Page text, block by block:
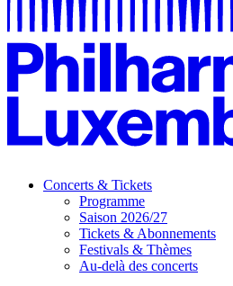
Concerts & Tickets
Programme
Saison 2026/27
Tickets & Abonnements
Festivals & Thèmes
Au-delà des concerts